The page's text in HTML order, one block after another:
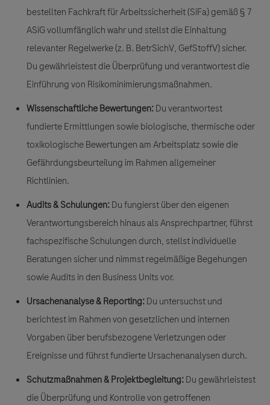
bestellten Fachkraft für Arbeitssicherheit (SiFa) gemäß § 7
ASiG vollumfänglich wahr und stellst die Einhaltung
relevanter Regelwerke (z. B. BetrSichV, GefStoffV) sicher.
Du gewährleistest die Überprüfung und verantwortest die
Einführung von Risikominimierungsmaßnahmen.
Wissenschaftliche Bewertungen:Du verantwortest
fundierte Ermittlungen sowie biologische, thermische oder
toxikologische Bewertungen am Arbeitsplatz sowie die
Gefährdungsbeurteilung im Rahmen allgemeiner
Richtlinien.
Audits & Schulungen:Du fungierst über den eigenen
Verantwortungsbereich hinaus als Ansprechpartner, führst
fachspezifische Schulungen durch, stellst individuelle
Beratungen sicher und nimmst regelmäßige Begehungen
sowie Audits in den Business Units vor.
Ursachenanalyse & Reporting:Du untersuchst und
berichtest im Rahmen von gesetzlichen und internen
Vorgaben über berufsbezogene Verletzungen oder
Ereignisse und führst fundierte Ursachenanalysen durch.
Schutzmaßnahmen & Projektbegleitung:Du gewährleistest
die Überprüfung und Kontrolle von getroffenen